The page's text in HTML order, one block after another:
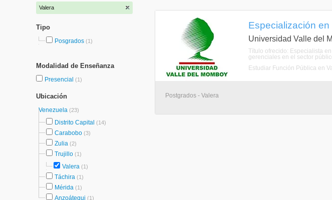
Valera
Tipo
Posgrados (1)
Modalidad de Enseñanza
Presencial (1)
Ubicación
Venezuela (23)
Distrito Capital (14)
Carabobo (3)
Zulia (2)
Trujillo (1)
Valera (1)
Táchira (1)
Mérida (1)
Anzoátegui (1)
Especialización en
Universidad Valle del
Título ofrecido: Especialista
gerenciales en el sector
Estudiar Función Pública en
Postgrados - Valera